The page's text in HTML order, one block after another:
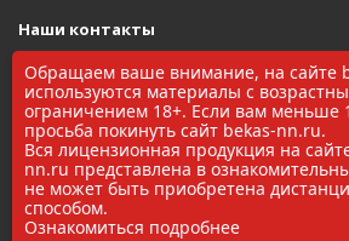
Наши контакты
ООО «БЕКАС»
ОГРН: 1145248000017
ИНН/КПП: 5248037037 / 524801001
8(83161)76262
zakaz@bekas-nn.ru
606524, Нижегородская обл. г. Заволжье ул.
Обращаем ваше внимание, на сайте
используются материалы с
ограничением 18+. Если вам меньше
просьба покинуть сайт bekas-nn.ru.
Вся лицензионная продукция на
nn.ru представлена в
не может быть приобретена
способом.
Ознакомиться подробнее